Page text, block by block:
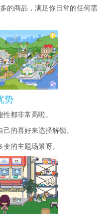
的商品，满足你日常的任何需
势
都非常高啦。
的喜好来选择解锁。
的主题场景呀。